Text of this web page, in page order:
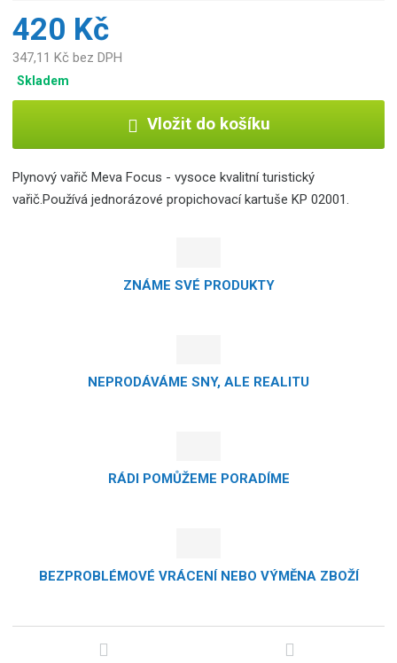
420 Kč
347,11 Kč bez DPH
Skladem
Vložit do košíku
Plynový vařič Meva Focus - vysoce kvalitní turistický
vařič.Používá jednorázové propichovací kartuše KP 02001.
ZNÁME SVÉ PRODUKTY
NEPRODÁVÁME SNY, ALE REALITU
RÁDI POMŮŽEME PORADÍME
BEZPROBLÉMOVÉ VRÁCENÍ NEBO VÝMĚNA ZBOŽÍ